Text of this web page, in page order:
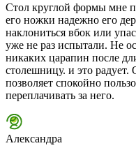
Стол круглой формы мне
его ножки надежно его
наклониться вбок или
уже не раз испытали. Не
никаких царапин после
столешницу. и это радует.
позволяет спокойно
переплачивать за него.
Александра